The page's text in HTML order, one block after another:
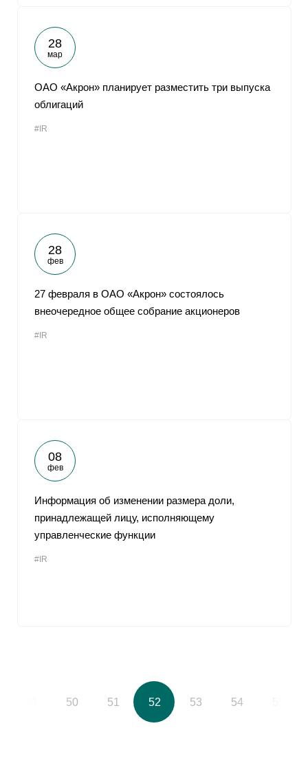
28
мар
ОАО «Акрон» планирует разместить три выпуска
облигаций
#IR
28
фев
27 февраля в ОАО «Акрон» состоялось
внеочередное общее собрание акционеров
#IR
08
фев
Информация об изменении размера доли,
принадлежащей лицу, исполняющему
управленческие функции
#IR
50 51 52 53 54